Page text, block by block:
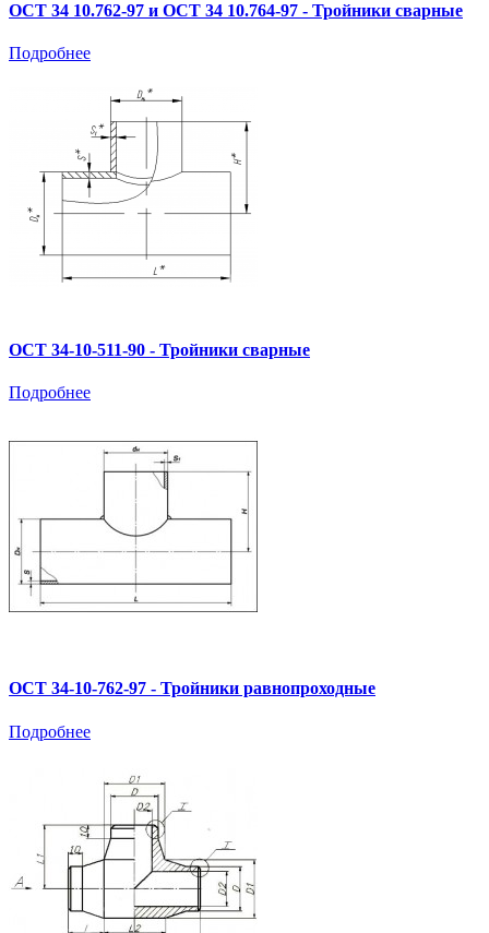
ОСТ 34 10.762-97 и ОСТ 34 10.764-97 - Тройники сварные
Подробнее
ОСТ 34-10-511-90 - Тройники сварные
Подробнее
ОСТ 34-10-762-97 - Тройники равнопроходные
Подробнее